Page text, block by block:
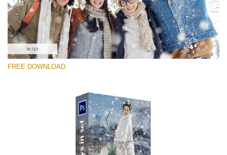
Small 800*533px
Snowy Day (70 Overlays)
Large 6000*4000px
Sky Boundless
Large 6000*4000px
Large 6000*4000px
FREE DOWNLOAD